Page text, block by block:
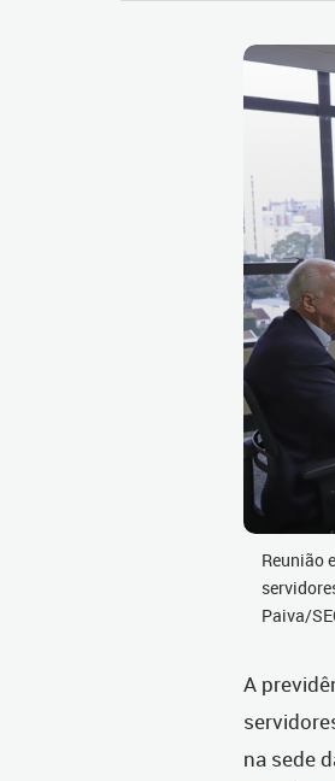
Reunião
Paiva/
A
na sede